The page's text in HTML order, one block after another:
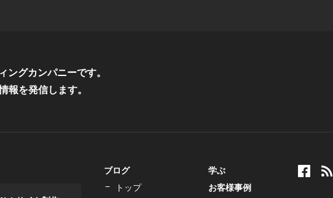
ングカンパニーです。
報を発信します。
ブログ
トップ
学ぶ
お客様事例